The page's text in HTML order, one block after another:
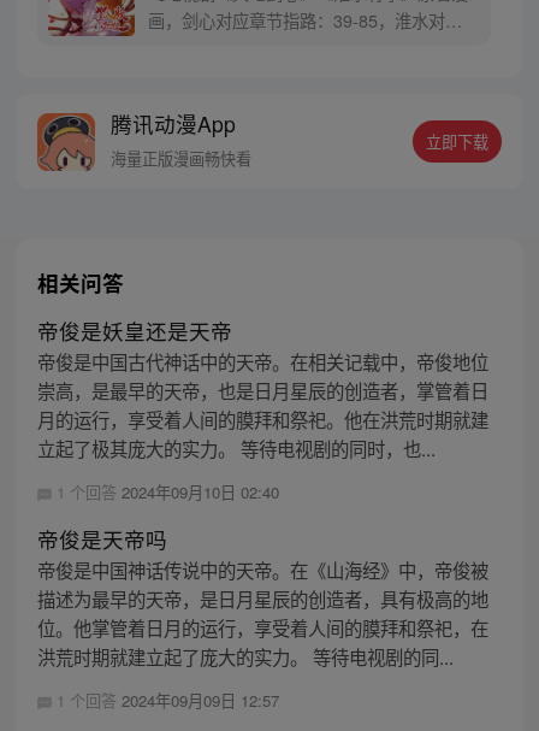
画，剑心对应章节指路：39-85，淮水对应
腾讯动漫App
海量正版漫画畅快看
立即下载
相关问答
帝俊是妖皇还是天帝
帝俊是中国古代神话中的天帝。在相关记载中，帝俊地位
崇高，是最早的天帝，也是日月星辰的创造者，掌管着日
月的运行，享受着人间的膜拜和祭祀。他在洪荒时期就建
立起了极其庞大的实力。 等待电视剧的同时，也...
1 个回答 2024年09月10日 02:40
帝俊是天帝吗
帝俊是中国神话传说中的天帝。在《山海经》中，帝俊被
描述为最早的天帝，是日月星辰的创造者，具有极高的地
位。他掌管着日月的运行，享受着人间的膜拜和祭祀，在
洪荒时期就建立起了庞大的实力。 等待电视剧的同...
1 个回答 2024年09月09日 12:57